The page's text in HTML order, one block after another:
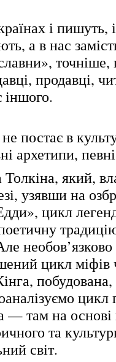
і пишуть,
а в нас
точніше,
продавці,
іншого.
постає в
архетипи,
який,
узявши на
цикл
необов’язково
цикл міфів
— там на основі
та
світ.